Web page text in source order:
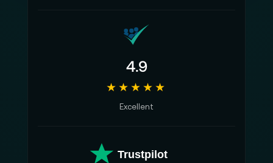
4.9
★★★★★
Excellent
Trustpilot